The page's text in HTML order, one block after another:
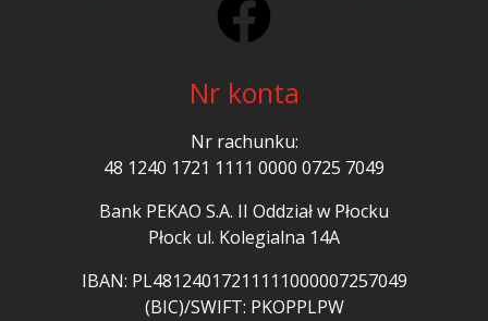
Nr konta
Nr rachunku:
48 1240 1721 1111 0000 0725 7049
Bank PEKAO S.A. II Oddział w Płocku
Płock ul. Kolegialna 14A
IBAN: PL48124017211111000007257049
(BIC)/SWIFT: PKOPPLPW